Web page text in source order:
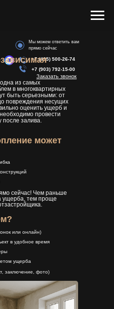
+7 (495) 500-26-74
+7 (903) 792-15-00
Мы можем ответить вам
прямо сейчас
Заказать звонок
из самых
в многоквартирных
быть серьезными: от
повреждения несущих
оценить ущерб и
провести
после залива.
может
или онлайн)
в удобное время
заключение, фото)
ущерба
сейчас! Чем раньше
ущерба, тем проще